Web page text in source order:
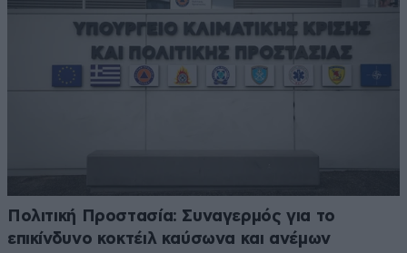
Πολιτική Προστασία: Συναγερμός για το
επικίνδυνο κοκτέιλ καύσωνα και ανέμων